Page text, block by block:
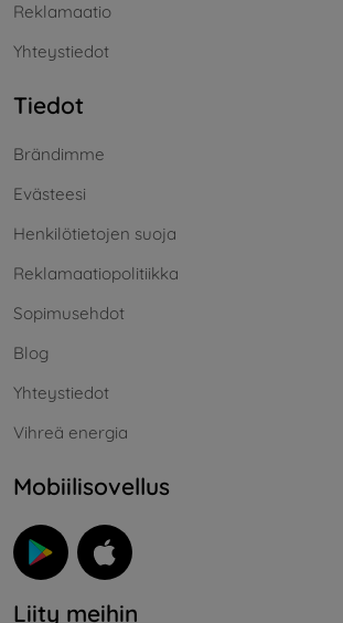
Reklamaatio
Yhteystiedot
Tiedot
Brändimme
Evästeesi
Henkilötietojen suoja
Reklamaatiopolitiikka
Sopimusehdot
Blog
Yhteystiedot
Vihreä energia
Mobiilisovellus
Liity meihin